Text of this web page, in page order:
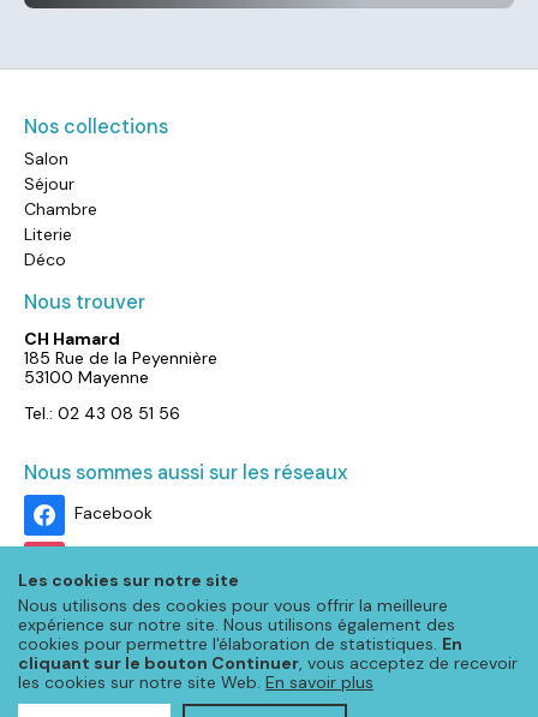
Les cookies sur notre site
Nous utilisons des cookies pour vous offrir la meilleure
expérience sur notre site. Nous utilisons également des
cookies pour permettre l'élaboration de statistiques. En
cliquant sur le bouton Continuer, vous acceptez de recevoir
les cookies sur notre site Web. En savoir plus
Nos collections
Salon
Séjour
Chambre
Literie
Déco
Nous trouver
CH Hamard
185 Rue de la Peyennière
53100 Mayenne
Tel.: 02 43 08 51 56
Nous sommes aussi sur les réseaux
Facebook